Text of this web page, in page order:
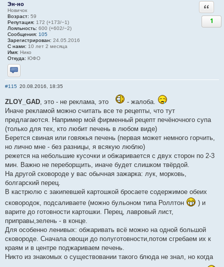
Эн-но
Новичок
Возраст: 59
Репутация: 172 (+173/−1)
Лояльность: 600 (+602/−2)
Сообщения: 105
Зарегистрирован: 24.05.2016
С нами: 10 лет 2 месяца
Имя: Нико
Откуда: ЮФО
Отправить личное сообщение
1
#115 20.08.2016, 18:35
ZLOY_GAD , это - не реклама, это
- жалоба.
Иначе рекламой можно считать все те рецепты, что тут
предлагаются. Например мой фирменный рецепт печёночного супа
(только для тех, кто любит печень в любом виде)
Берется свиная или говяжья печень (первая может немного горчить,
но лично мне - без разницы, я всякую люблю)
режется на небольшие кусочки и обжаривается с двух сторон по 2-3
мин. Важно не переборщить, иначе будет слишком твёрдой.
На другой сковороде у вас обычная зажарка: лук, морковь,
болгарский перец.
В кастрюлю с закипевшей картошкой бросаете содержимое обеих
сковородок, подсаливаете (можно бульоном типа Роллтон
) и
варите до готовности картошки. Перец, лавровый лист,
приправы,зелень - в конце.
Для особенно ленивых: обжаривать всё можно на одной большой
сковороде. Сначала овощи до полуготовности,потом сгребаем их к
краям и в центре поджариваем печень.
Никто из знакомых о существовании такого блюда не знал, но когда